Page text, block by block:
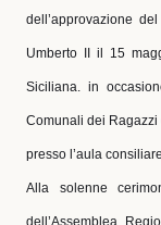
dell’approvazione
Umberto II il 15
Siciliana. in
Comunali dei Ragazzi
presso l’aula
Alla solenne
dell’Assemblea